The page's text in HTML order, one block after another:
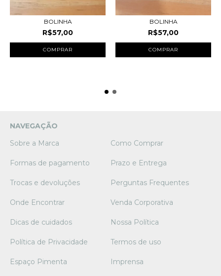
BOLINHA
R$57,00
BOLINHA
R$57,00
NAVEGAÇÃO
Sobre a Marca
Como Comprar
Formas de pagamento Prazo e Entrega
Trocas e devoluções Perguntas Frequentes
Onde Encontrar Venda Corporativa
Dicas de cuidados Nossa Política
Política de Privacidade Termos de uso
Espaço Pimenta Imprensa